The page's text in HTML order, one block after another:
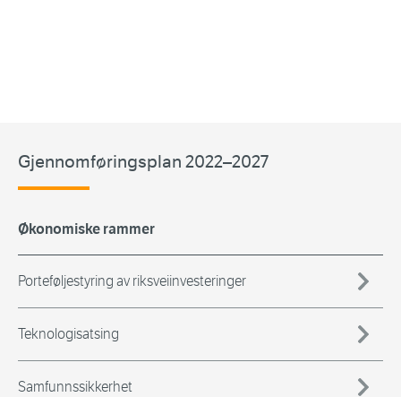
Gjennomføringsplan 2022–2027
Økonomiske rammer
Porteføljestyring av riksveiinvesteringer
Teknologisatsing
Samfunnssikkerhet